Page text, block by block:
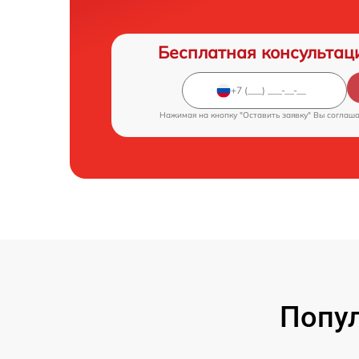
Бесплатная
Нажимая на кнопку "Оставить заявку" Вы